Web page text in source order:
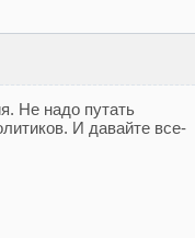
Не надо путать
И давайте все-